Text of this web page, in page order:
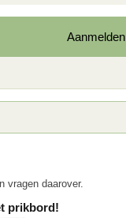
Aanmelden
vragen daarover.
prikbord!